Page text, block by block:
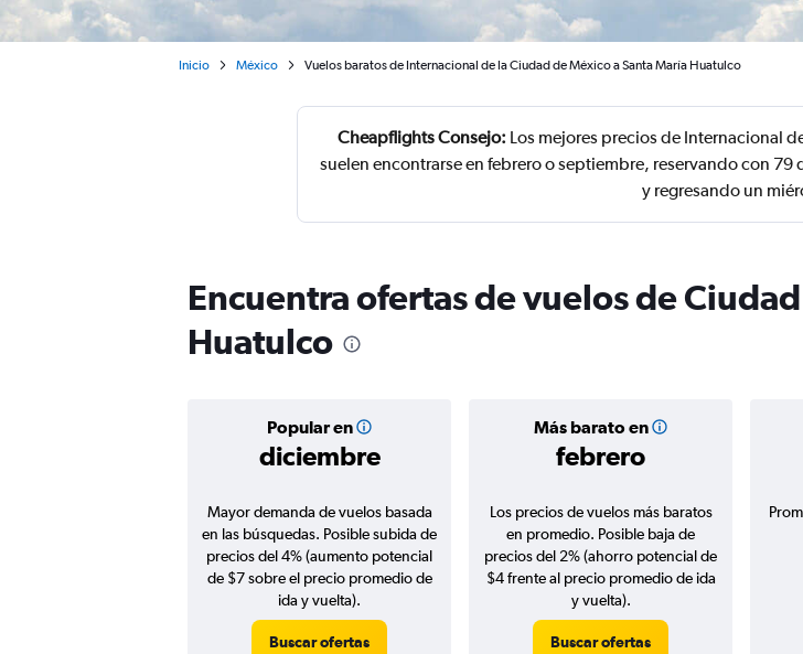
Inicio México Vuelos baratos de Internacional de la Ciudad de México a Santa María Huatulco
Cheapflights Consejo: Los mejores precios de Internacional
suelen encontrarse en febrero o septiembre, reservando con
y regresando un
Encuentra ofertas de vuelos de
Huatulco
Popular en
diciembre
Más barato en
febrero
Mayor demanda de vuelos basada
en las búsquedas. Posible subida de
precios del 4% (aumento potencial
de $7 sobre el precio promedio de
ida y vuelta).
Buscar ofertas
Los precios de vuelos más baratos
en promedio. Posible baja de
precios del 2% (ahorro potencial de
$4 frente al precio promedio de ida
y vuelta).
Buscar ofertas